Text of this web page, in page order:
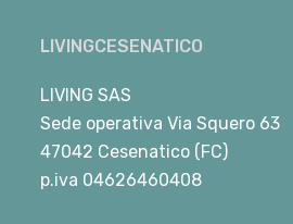
LIVINGCESENATICO
LIVING SAS
Sede operativa Via Squero 63
47042 Cesenatico (FC)
p.iva 04626460408